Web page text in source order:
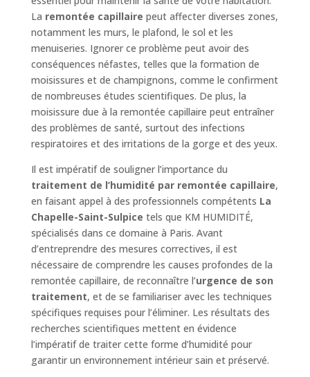
La remontée capillaire peut affecter diverses zones,
notamment les murs, le plafond, le sol et les
menuiseries. Ignorer ce problème peut avoir des
conséquences néfastes, telles que la formation de
moisissures et de champignons, comme le confirment
de nombreuses études scientifiques. De plus, la
moisissure due à la remontée capillaire peut entraîner
des problèmes de santé, surtout des infections
respiratoires et des irritations de la gorge et des yeux.
Il est impératif de souligner l’importance du
traitement de l’humidité par remontée capillaire,
en faisant appel à des professionnels compétents La
Chapelle-Saint-Sulpice tels que KM HUMIDITÉ,
spécialisés dans ce domaine à Paris. Avant
d’entreprendre des mesures correctives, il est
nécessaire de comprendre les causes profondes de la
remontée capillaire, de reconnaître l’urgence de son
traitement, et de se familiariser avec les techniques
spécifiques requises pour l’éliminer. Les résultats des
recherches scientifiques mettent en évidence
l’impératif de traiter cette forme d’humidité pour
garantir un environnement intérieur sain et préservé.